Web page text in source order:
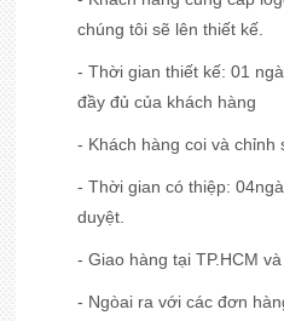
chúng tôi sẽ lên thiết kế.
- Thời gian thiết kế: 01
đầy đủ của khách hàng
- Khách hàng coi và chỉnh
- Thời gian có thiệp:
duyệt.
- Giao hàng tại TP.HCM
- Ngòai ra với các đơn